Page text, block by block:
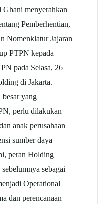
menyerahkan
Pemberhentian,
Nomenklatur Jajaran
PTPN kepada
pada Selasa, 26
di Jakarta.
yang
perlu dilakukan
anak perusahaan
sumber daya
peran Holding
sebagai
Operational
dan perencanaan